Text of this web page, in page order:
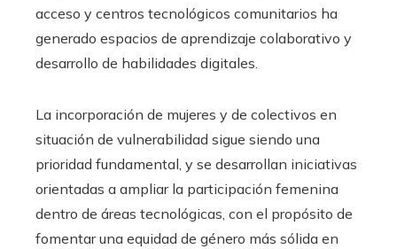
acceso y centros tecnológicos comunitarios ha
generado espacios de aprendizaje colaborativo y
desarrollo de habilidades digitales.
La incorporación de mujeres y de colectivos en
situación de vulnerabilidad sigue siendo una
prioridad fundamental, y se desarrollan iniciativas
orientadas a ampliar la participación femenina
dentro de áreas tecnológicas, con el propósito de
fomentar una equidad de género más sólida en